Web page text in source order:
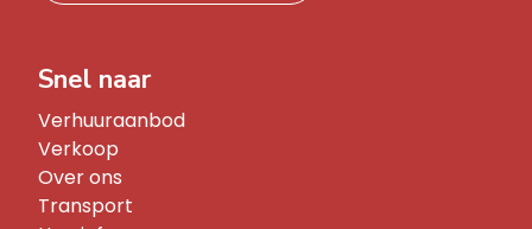
Snel naar
Verhuuraanbod
Verkoop
Over ons
Transport